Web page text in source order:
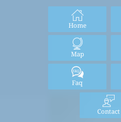
Home
Map
Faq
Contact